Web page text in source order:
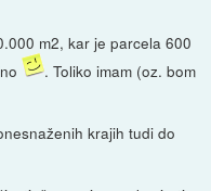
m2, kar je parcela 600
. Toliko imam (oz. bom
krajih tudi do